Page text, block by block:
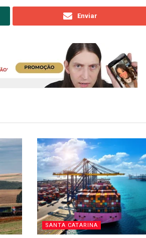
Enviar
SANTA CATARINA